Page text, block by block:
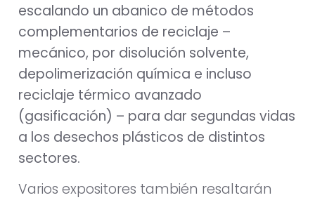
escalando un abanico de métodos
complementarios de reciclaje –
mecánico, por disolución solvente,
depolimerización química e incluso
reciclaje térmico avanzado
(gasificación) – para dar segundas vidas
a los desechos plásticos de distintos
sectores.
Varios expositores también resaltarán